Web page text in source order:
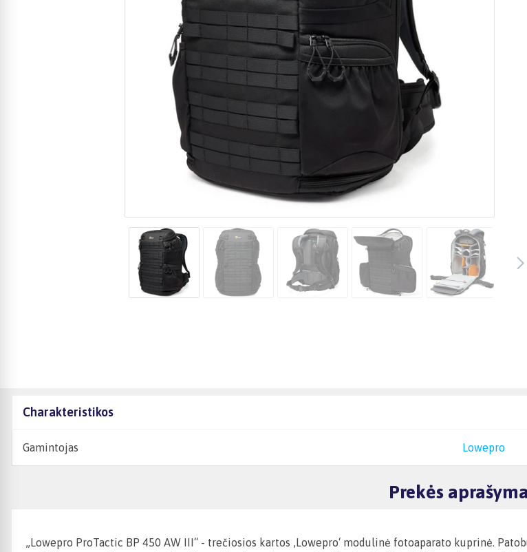
Charakteristikos
Gamintojas Lowepro
Prekės
„Lowepro ProTactic BP 450 AW III“ - trečiosios kartos ‚Lowepro‘ modulinė fotoaparato kuprinė.